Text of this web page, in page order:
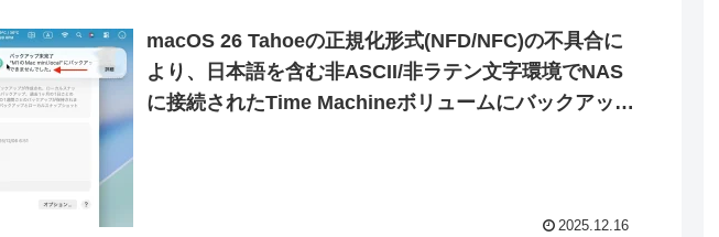
macOS 26 Tahoeの正規化形式(NFD/NFC)の不具合に
より、日本語を含む非ASCII/非ラテン文字環境でNAS
に接続されたTime Machineボリュームにバックアップ
2025.12.16